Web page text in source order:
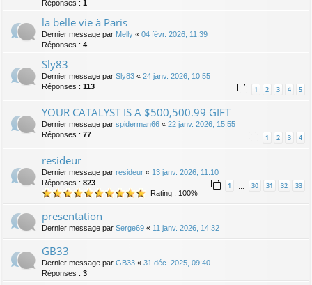
Réponses : 1
la belle vie à Paris
Dernier message par Melly « 04 févr. 2026, 11:39
Réponses : 4
Sly83
Dernier message par Sly83 « 24 janv. 2026, 10:55
Réponses : 113 1 2 3 4 5
YOUR CATALYST IS A $500,500.99 GIFT
Dernier message par spiderman66 « 22 janv. 2026, 15:55
Réponses : 77 1 2 3 4
resideur
Dernier message par resideur « 13 janv. 2026, 11:10
Réponses : 823 1 … 30 31 32 33
Rating : 100%
presentation
Dernier message par Serge69 « 11 janv. 2026, 14:32
GB33
Dernier message par GB33 « 31 déc. 2025, 09:40
Réponses : 3